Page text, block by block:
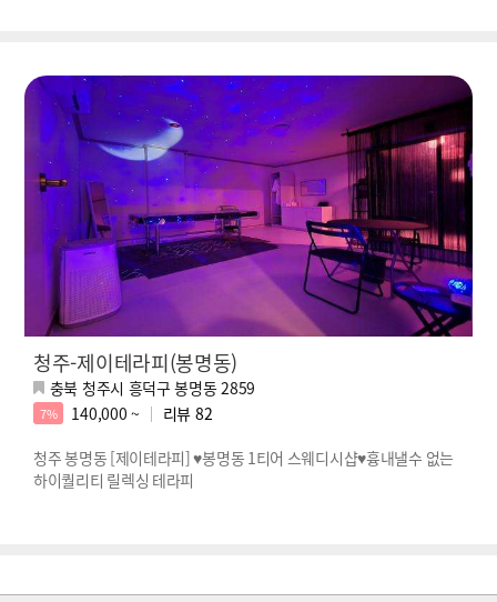
청주-제이테라피(봉명동)
충북 청주시 흥덕구 봉명동 2859
7% 140,000 ~ 리뷰 82
청주 봉명동 [제이테라피] ♥봉명동 1티어 스웨디시샵♥흉내낼수 없는
하이퀄리티 릴렉싱 테라피